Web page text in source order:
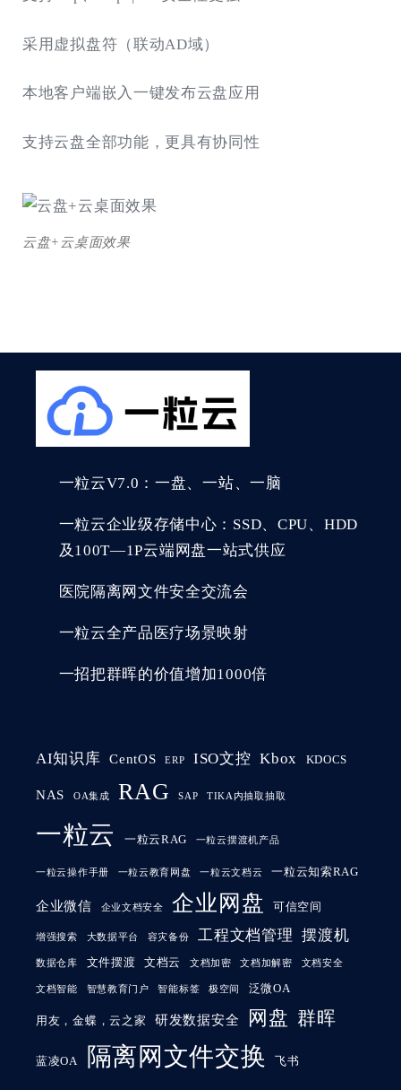
采用虚拟盘符（联动AD域）
本地客户端嵌入一键发布云盘应用
支持云盘全部功能，更具有协同性
云盘+云桌面效果
一粒云V7.0：一盘、一站、一脑
一粒云企业级存储中心：SSD、CPU、HDD
及100T—1P云端网盘一站式供应
医院隔离网文件安全交流会
一粒云全产品医疗场景映射
一招把群晖的价值增加1000倍
AI知识库 CentOS ERP ISO文控 Kbox KDOCS
NAS OA集成 RAG SAP TIKA内抽取抽取
一粒云 一粒云RAG 一粒云摆渡机产品
一粒云操作手册 一粒云教育网盘 一粒云文档云 一粒云知索RAG
企业微信 企业文档安全 企业网盘 可信空间
增强搜索 大数据平台 容灾备份 工程文档管理 摆渡机
数据仓库 文件摆渡 文档云 文档加密 文档加解密 文档安全
文档智能 智慧教育门户 智能标签 极空间 泛微OA
用友，金蝶，云之家 研发数据安全 网盘 群晖
蓝凌OA 隔离网文件交换 飞书